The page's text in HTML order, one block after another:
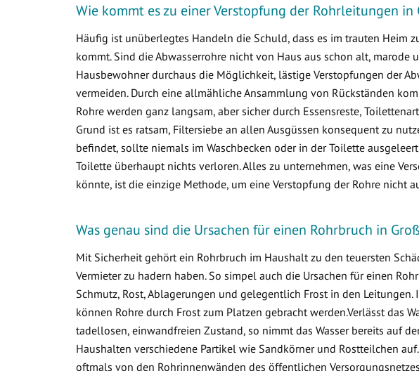
Wie kommt es zu einer Verstopfung der Rohrleitungen
Häufig ist unüberlegtes Handeln die Schuld, dass es im trauten Heim
kommt. Sind die Abwasserrohre nicht von Haus aus schon alt,
Hausbewohner durchaus die Möglichkeit, lästige Verstopfungen der
vermeiden. Durch eine allmähliche Ansammlung von Rückständen
Rohre werden ganz langsam, aber sicher durch Essensreste,
Grund ist es ratsam, Filtersiebe an allen Ausgüssen konsequent zu
befindet, sollte niemals im Waschbecken oder in der Toilette
Toilette überhaupt nichts verloren. Alles zu unternehmen, was eine
könnte, ist die einzige Methode, um eine Verstopfung der Rohre nicht
Was genau sind die Ursachen für einen Rohrbruch in
Mit Sicherheit gehört ein Rohrbruch im Haushalt zu den teuersten
Vermieter zu hadern haben. So simpel auch die Ursachen für einen
Schmutz, Rost, Ablagerungen und gelegentlich Frost in den Leitungen.
können Rohre durch Frost zum Platzen gebracht werden.Verlässt das
tadellosen, einwandfreien Zustand, so nimmt das Wasser bereits auf
Haushalten verschiedene Partikel wie Sandkörner und Rostteilchen
oftmals von den Rohrinnenwänden des öffentlichen